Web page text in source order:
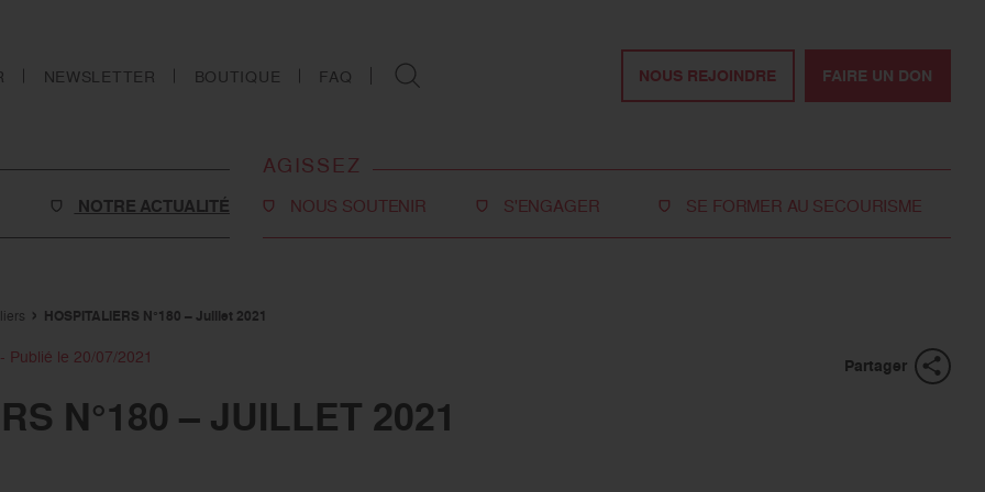
NEWSLETTER BOUTIQUE FAQ NOUS REJOINDRE FAIRE UN DON
NOTRE ACTUALITÉ
AGISSEZ
NOUS SOUTENIR
assurances-vie
S'ENGAGER
SE FORMER AU SECOURISME
HOSPITALIERS N°180 – Juillet 2021
Partager
- Publié le 20/07/2021
N°180 – JUILLET 2021